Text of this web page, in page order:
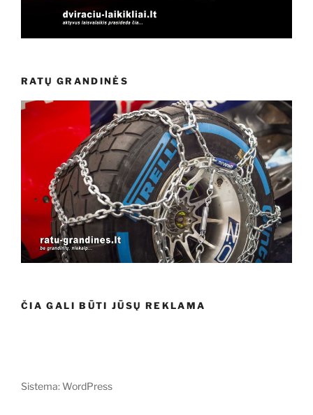
RATŲ GRANDINĖS
ČIA GALI BŪTI JŪSŲ REKLAMA
Sistema: WordPress